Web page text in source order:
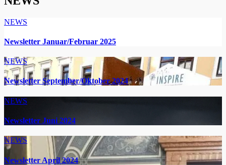
NEWS
Newsletter Januar/Februar 2025
NEWS
Newsletter September/Oktober 2024
NEWS
Newsletter Juni 2024
NEWS
Newsletter April 2024